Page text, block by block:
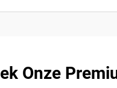
Onze